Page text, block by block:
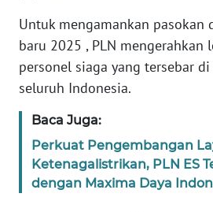
Untuk mengamankan pasokan
baru 2025 , PLN mengerahkan
personel siaga yang tersebar
seluruh Indonesia.
Baca Juga:
Perkuat Pengembangan
Ketenagalistrikan, PLN ES
dengan Maxima Daya
WN
BANTEN
NTT
WN
KEPRI